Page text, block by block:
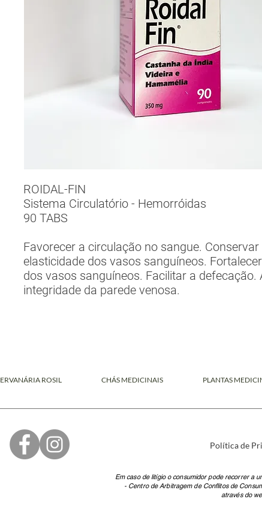
ROIDAL-FIN
Sistema Circulatório - Hemorróidas
90 TABS
Favorecer a circulação no sangue. Conservar
elasticidade dos vasos sanguíneos.
dos vasos sanguíneos. Facilitar a defecação.
integridade da parede venosa.
ERVANÁRIA ROSIL CHÁS MEDICINAIS PLANTAS
Política de
Em caso de litígio o consumidor pode recorrer a
- Centro de Arbitragem de Conflitos de
através do